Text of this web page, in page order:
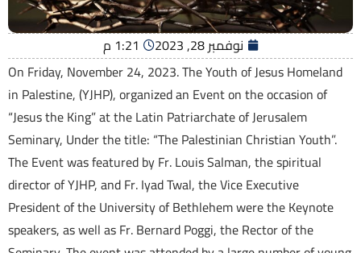
نوفمبر 28, 2023
1:21 م
On Friday, November 24, 2023. The Youth of Jesus Homeland
in Palestine, (YJHP), organized an Event on the occasion of
“Jesus the King” at the Latin Patriarchate of Jerusalem
Seminary, Under the title: “The Palestinian Christian Youth”.
The Event was featured by Fr. Louis Salman, the spiritual
director of YJHP, and Fr. Iyad Twal, the Vice Executive
President of the University of Bethlehem were the Keynote
speakers, as well as Fr. Bernard Poggi, the Rector of the